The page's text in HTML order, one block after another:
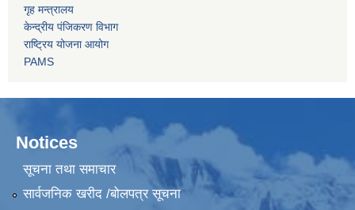
गृह मन्त्रालय
केन्द्रीय पंजिकरण विभाग
राष्ट्रिय योजना आयोग
PAMS
Notices
सूचना तथा समाचार
सार्वजनिक खरीद /बोलपत्र सूचना